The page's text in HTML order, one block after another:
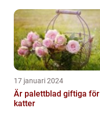
17 januari 2024
Är palettblad giftiga för
katter